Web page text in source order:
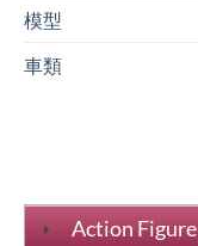
模型
車類
Action Figure